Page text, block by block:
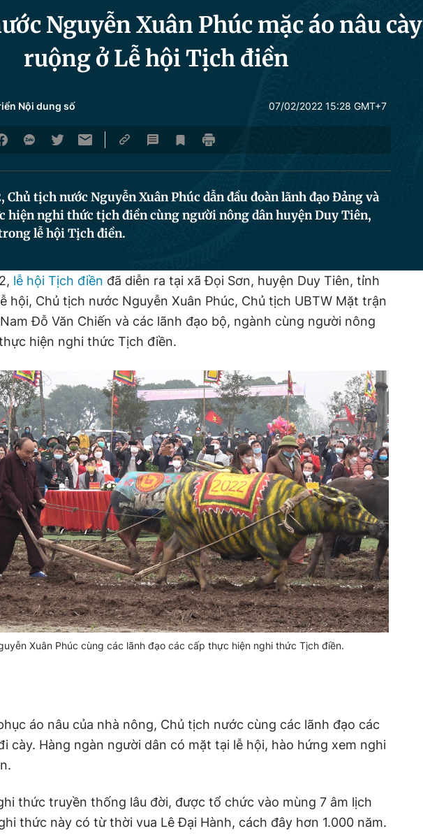
Nguyễn Xuân Phúc mặc áo nâu cày
ruộng ở Lễ hội Tịch điền
Nội dung số 07/02/2022 15:28 GMT+7
Chủ tịch nước Nguyễn Xuân Phúc dẫn đầu đoàn lãnh đạo Đảng và
hiện nghi thức tịch điền cùng người nông dân huyện Duy Tiên,
lễ hội Tịch điền.
lễ hội Tịch điền đã diễn ra tại xã Đọi Sơn, huyện Duy Tiên, tỉnh
hội, Chủ tịch nước Nguyễn Xuân Phúc, Chủ tịch UBTW Mặt trận
Đỗ Văn Chiến và các lãnh đạo bộ, ngành cùng người nông
hiện nghi thức Tịch điền.
Xuân Phúc cùng các lãnh đạo các cấp thực hiện nghi thức Tịch điền.
áo nâu của nhà nông, Chủ tịch nước cùng các lãnh đạo các
cày. Hàng ngàn người dân có mặt tại lễ hội, hào hứng xem nghi
thức truyền thống lâu đời, được tổ chức vào mùng 7 âm lịch
thức này có từ thời vua Lê Đại Hành, cách đây hơn 1.000 năm.